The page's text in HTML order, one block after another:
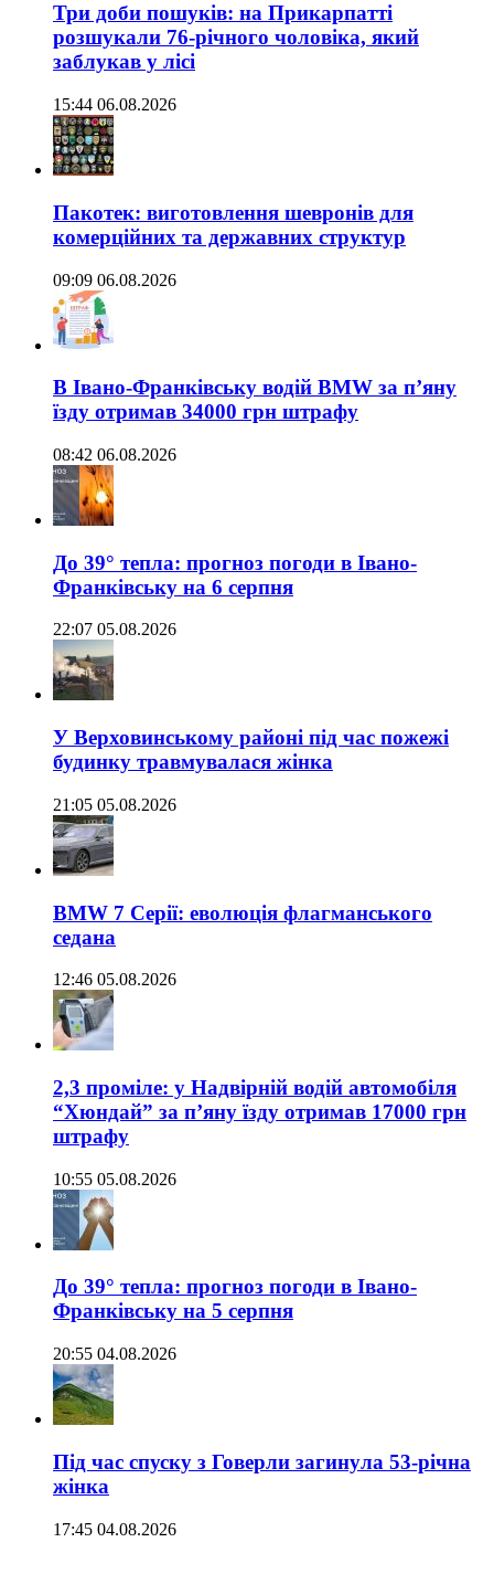
Три доби пошуків: на Прикарпатті
розшукали 76-річного чоловіка, який
заблукав у лісі
15:44 06.08.2026
Пакотек: виготовлення шевронів для
комерційних та державних структур
09:09 06.08.2026
В Івано-Франківську водій BMW за п’яну
їзду отримав 34000 грн штрафу
08:42 06.08.2026
До 39° тепла: прогноз погоди в Івано-
Франківську на 6 серпня
22:07 05.08.2026
У Верховинському районі під час пожежі
будинку травмувалася жінка
21:05 05.08.2026
BMW 7 Серії: еволюція флагманського
седана
12:46 05.08.2026
2,3 проміле: у Надвірній водій автомобіля
“Хюндай” за п’яну їзду отримав 17000 грн
штрафу
10:55 05.08.2026
До 39° тепла: прогноз погоди в Івано-
Франківську на 5 серпня
20:55 04.08.2026
Під час спуску з Говерли загинула 53-річна
жінка
17:45 04.08.2026